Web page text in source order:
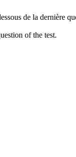
de la dernière
of the test.